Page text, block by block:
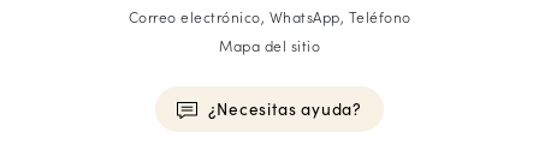
Correo electrónico, WhatsApp, Teléfono
Mapa del sitio
¿Necesitas ayuda?